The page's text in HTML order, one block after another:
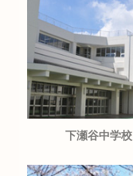
下瀬谷中学校